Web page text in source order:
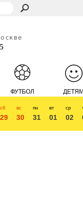
ФУТБОЛ ДЕТЯМ
сб
29
вс
30
пн
31
вт
01
ср
02